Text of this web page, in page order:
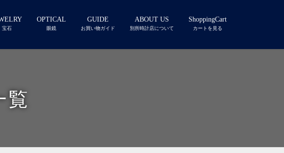
宝石
OPTICAL
眼鏡
GUIDE
お買い物ガイド
ABOUT US
別所時計店について
ShoppingCart
カートを見る
覧